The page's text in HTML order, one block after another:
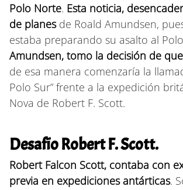
Polo Norte. Esta noticia,
de planesde Roald Amundsen,
estaba preparando su asalto al
Amundsen, tomo la decisión de
de esa manera comenzaría la
Polo Sur” frente a la expedición
Nova de Robert F. Scott.
Desafío Robert F. Scott.
Robert Falcon Scott, contaba con
previa en expediciones antárticas.